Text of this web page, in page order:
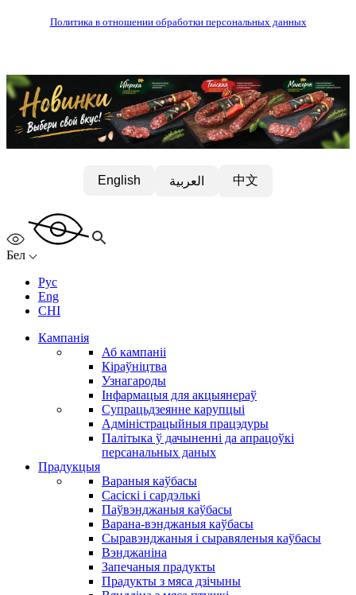
Политика в отношении обработки персональных данных
English العربية 中文
Бел
Рус
Eng
CHI
Кампанія
Аб кампаніі
Кіраўніцтва
Узнагароды
Інфармацыя для акцыянераў
Супрацьдзеянне карупцыі
Адміністрацыйныя працэдуры
Палітыка ў дачыненні да апрацоўкі
персанальных даных
Прадукцыя
Вараныя каўбасы
Сасіскі і сардэлькі
Паўвэнджаныя каўбасы
Варана-вэнджаныя каўбасы
Сыравэнджаныя і сыравяленыя каўбасы
Вэнджаніна
Запечаныя прадукты
Прадукты з мяса дзічыны